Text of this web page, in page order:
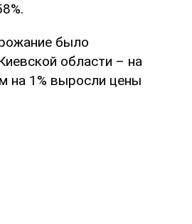
было
области – на
на 1% выросли цены